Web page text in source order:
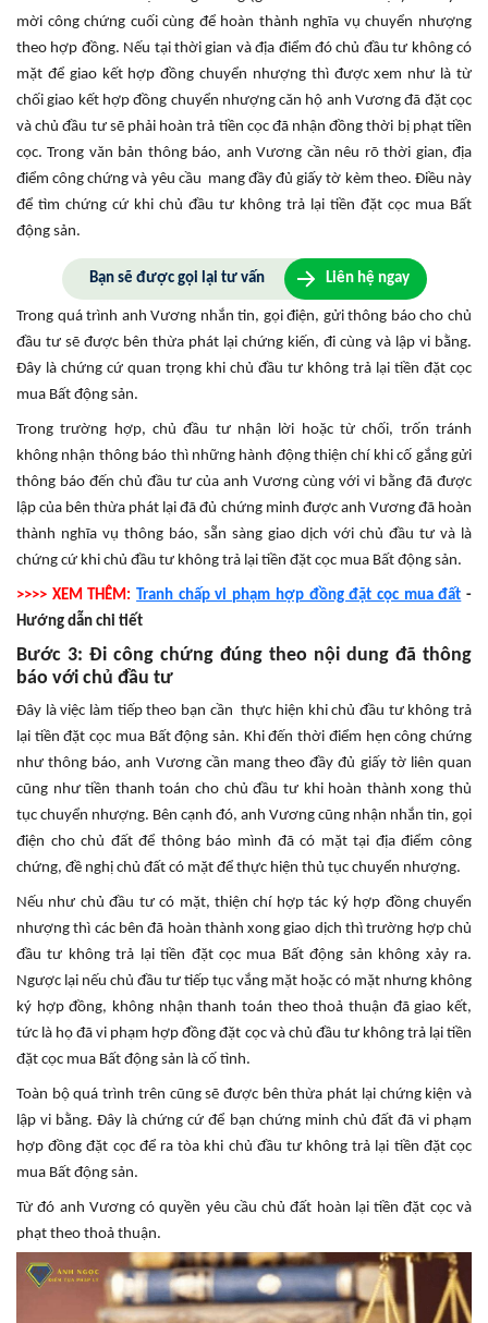
mời công chứng cuối cùng để hoàn thành nghĩa vụ chuyển nhượng
theo hợp đồng. Nếu tại thời gian và địa điểm đó chủ đầu tư không có
mặt để giao kết hợp đồng chuyển nhượng thì được xem như là từ
chối giao kết hợp đồng chuyển nhượng căn hộ anh Vương đã đặt cọc
và chủ đầu tư sẽ phải hoàn trả tiền cọc đã nhận đồng thời bị phạt tiền
cọc. Trong văn bản thông báo, anh Vương cần nêu rõ thời gian, địa
điểm công chứng và yêu cầu mang đầy đủ giấy tờ kèm theo. Điều này
để tìm chứng cứ khi chủ đầu tư không trả lại tiền đặt cọc mua Bất
động sản.
Bạn sẽ được gọi lại tư vấn Liên hệ ngay
Trong quá trình anh Vương nhắn tin, gọi điện, gửi thông báo cho chủ
đầu tư sẽ được bên thừa phát lại chứng kiến, đi cùng và lập vi bằng.
Đây là chứng cứ quan trọng khi chủ đầu tư không trả lại tiền đặt cọc
mua Bất động sản.
Trong trường hợp, chủ đầu tư nhận lời hoặc từ chối, trốn tránh
không nhận thông báo thì những hành động thiện chí khi cố gắng gửi
thông báo đến chủ đầu tư của anh Vương cùng với vi bằng đã được
lập của bên thừa phát lại đã đủ chứng minh được anh Vương đã hoàn
thành nghĩa vụ thông báo, sẵn sàng giao dịch với chủ đầu tư và là
chứng cứ khi chủ đầu tư không trả lại tiền đặt cọc mua Bất động sản.
>>>> XEM THÊM: Tranh chấp vi phạm hợp đồng đặt cọc mua đất -
Hướng dẫn chi tiết
Bước 3: Đi công chứng đúng theo nội dung đã thông
báo với chủ đầu tư
Đây là việc làm tiếp theo bạn cần thực hiện khi chủ đầu tư không trả
lại tiền đặt cọc mua Bất động sản. Khi đến thời điểm hẹn công chứng
như thông báo, anh Vương cần mang theo đầy đủ giấy tờ liên quan
cũng như tiền thanh toán cho chủ đầu tư khi hoàn thành xong thủ
tục chuyển nhượng. Bên cạnh đó, anh Vương cũng nhận nhắn tin, gọi
điện cho chủ đất để thông báo mình đã có mặt tại địa điểm công
chứng, đề nghị chủ đất có mặt để thực hiện thủ tục chuyển nhượng.
Nếu như chủ đầu tư có mặt, thiện chí hợp tác ký hợp đồng chuyển
nhượng thì các bên đã hoàn thành xong giao dịch thì trường hợp chủ
đầu tư không trả lại tiền đặt cọc mua Bất động sản không xảy ra.
Ngược lại nếu chủ đầu tư tiếp tục vắng mặt hoặc có mặt nhưng không
ký hợp đồng, không nhận thanh toán theo thoả thuận đã giao kết,
tức là họ đã vi phạm hợp đồng đặt cọc và chủ đầu tư không trả lại tiền
đặt cọc mua Bất động sản là cố tình.
Toàn bộ quá trình trên cũng sẽ được bên thừa phát lại chứng kiện và
lập vi bằng. Đây là chứng cứ để bạn chứng minh chủ đất đã vi phạm
hợp đồng đặt cọc để ra tòa khi chủ đầu tư không trả lại tiền đặt cọc
mua Bất động sản.
Từ đó anh Vương có quyền yêu cầu chủ đất hoàn lại tiền đặt cọc và
phạt theo thoả thuận.